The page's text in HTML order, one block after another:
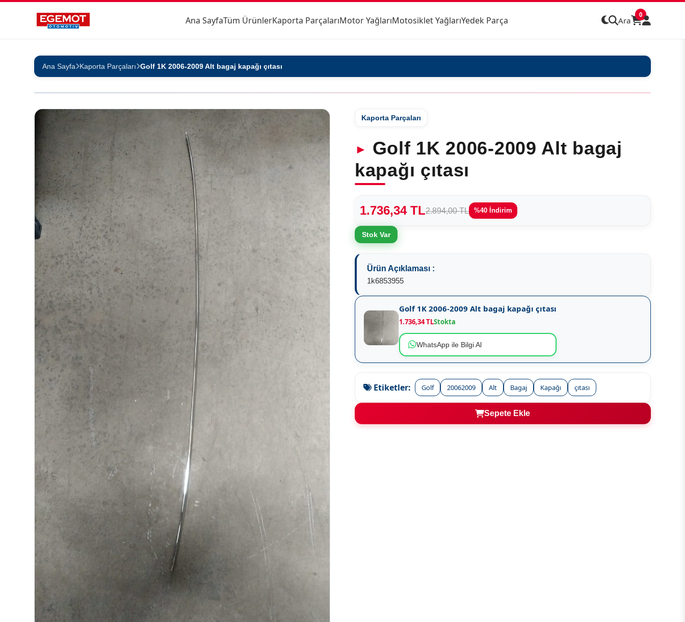
Ana SayfaTüm ÜrünlerKaporta ParçalarıMotor YağlarıMotosiklet YağlarıYedek Parça Ara
0
Ana Sayfa Kaporta Parçaları Golf 1K 2006-2009 Alt bagaj kapağı çıtası
Kaporta Parçaları
Golf 1K 2006-2009 Alt bagaj
kapağı çıtası
1.736,34 TL2.894,00 TL %40 İndirim
Stok Var
Ürün Açıklaması :
1k6853955
Golf 1K 2006-2009 Alt bagaj kapağı çıtası
1.736,34 TLStokta
WhatsApp ile Bilgi Al
Etiketler: Golf 20062009 Alt Bagaj Kapağı çıtası
Sepete Ekle